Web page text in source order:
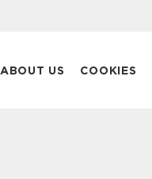
ABOUT US COOKIES